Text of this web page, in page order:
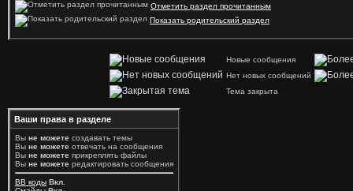
Отметить раздел прочитанным
Показать родительский раздел
Новые сообщения
Нет новых сообщений
Тема закрыта
Ваши права в разделе
Вы не можете создавать темы
Вы не можете отвечать на сообщения
Вы не можете прикреплять файлы
Вы не можете редактировать сообщения
BB коды Вкл.